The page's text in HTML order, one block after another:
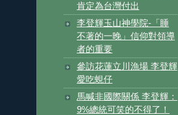
肯定為台灣付出
李登輝玉山神學院-「睡
不著的一晚」信仰對領導
者的重要
參訪花蓮立川漁場 李登輝
愛吃蜆仔
馬喊非國際關係 李登輝：
9%總統可笑的不得了！